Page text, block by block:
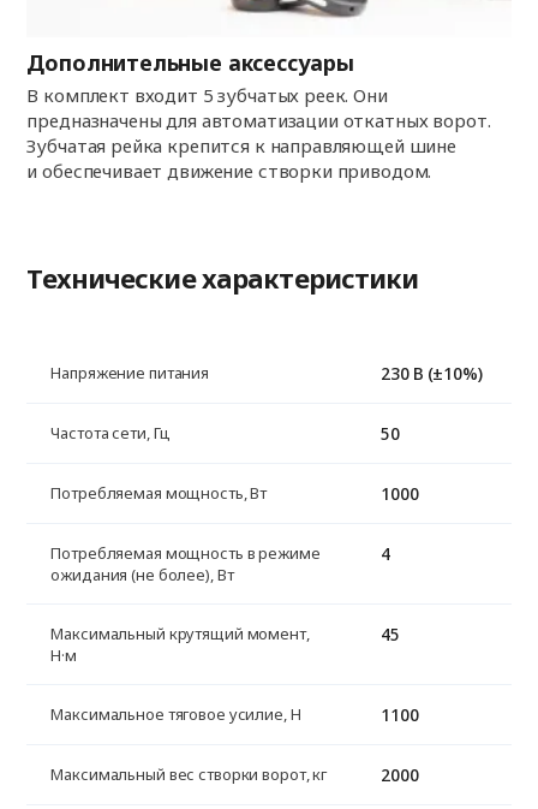
Дополнительные аксессуары
В комплект входит 5 зубчатых реек. Они
предназначены для автоматизации откатных ворот.
Зубчатая рейка крепится к направляющей шине
и обеспечивает движение створки приводом.
Технические характеристики
Напряжение питания 230 В (±10%)
Частота сети, Гц 50
Потребляемая мощность, Вт 1000
Потребляемая мощность в режиме
ожидания (не более), Вт
4
Максимальный крутящий момент,
Н·м
45
Максимальное тяговое усилие, H 1100
Максимальный вес створки ворот, кг 2000